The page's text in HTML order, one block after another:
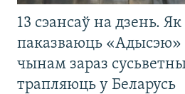
13 сэансаў на дзень.
паказваюць «Адысэю»
чынам зараз
трапляюць у Беларусь